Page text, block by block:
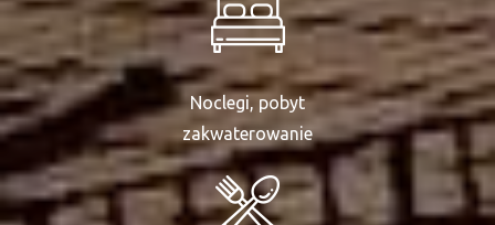
Noclegi, pobyt
zakwaterowanie